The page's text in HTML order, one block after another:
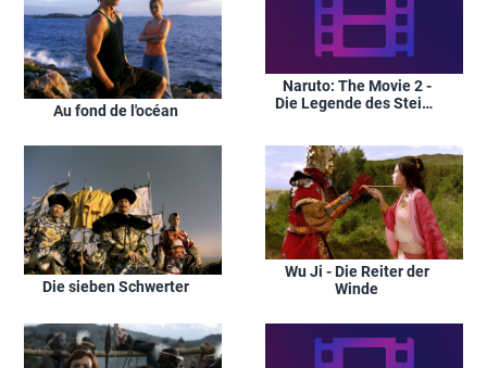
Au fond de l'océan
Naruto: The Movie 2 -
Die Legende des Steins
Die sieben Schwerter
Wu Ji - Die Reiter der
Winde